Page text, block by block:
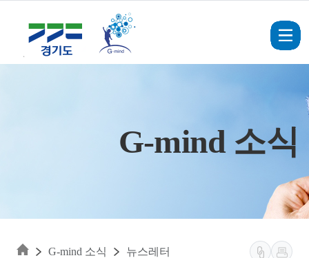
G-mind 소식
G-mind 소식 뉴스레터